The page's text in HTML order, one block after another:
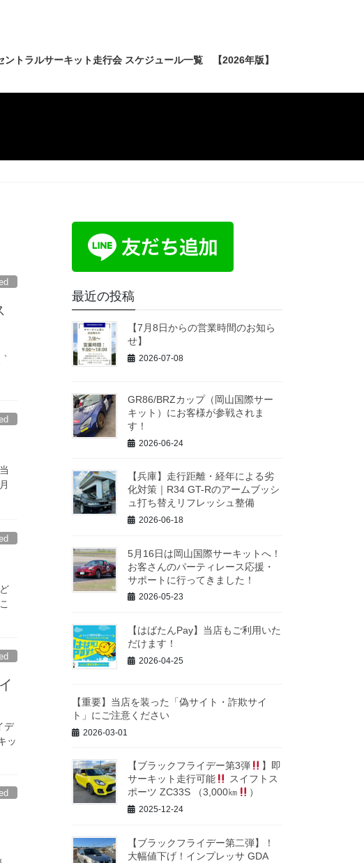
ントラルサーキット走行会 スケジュール一覧 【2026年版】
デ
ッ
最近の投稿
【7月8日からの営業時間のお知ら
せ】
2026-07-08
GR86/BRZカップ（岡山国際サー
キット）にお客様が参戦されま
す！
2026-06-24
【兵庫】走行距離・経年による劣
化対策｜R34 GT-Rのアームブッシ
ュ打ち替えリフレッシュ整備
2026-06-18
5月16日は岡山国際サーキットへ！
お客さんのパーティレース応援・
サポートに行ってきました！
2026-05-23
【はばたんPay】当店もご利用いた
だけます！
2026-04-25
【重要】当店を装った「偽サイト・詐欺サイ
ト」にご注意ください
2026-03-01
【ブラックフライデー第3弾
】即
サーキット走行可能
スイフトス
ポーツ ZC33S （3,000㎞
）
2025-12-24
【ブラックフライデー第二弾】！
大幅値下げ！インプレッサ GDA